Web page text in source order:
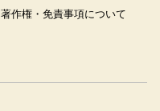
著作権・免責事項について